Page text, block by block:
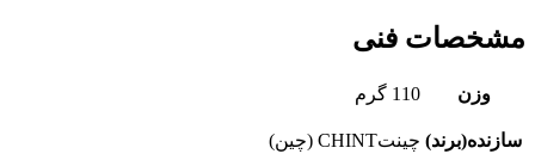
مشخصات فنی
وزن 110 گرم
سازنده(برند) چینتCHINT (چین)